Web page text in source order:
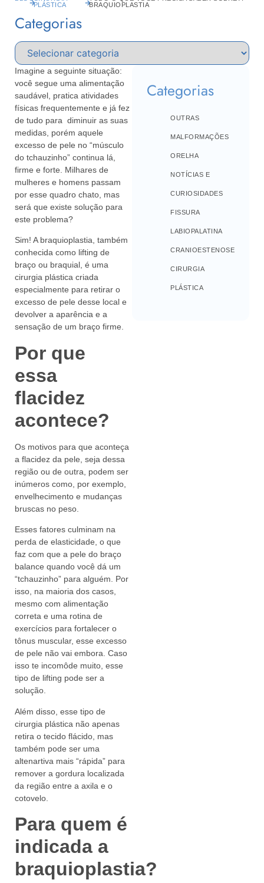
PLÁSTICA
BRAQUIOPLASTIA
Categorias
Imagine a seguinte situação:
você segue uma alimentação
saudável, pratica atividades
físicas frequentemente e já fez
de tudo para diminuir as suas
medidas, porém aquele
excesso de pele no “músculo
do tchauzinho” continua lá,
firme e forte. Milhares de
mulheres e homens passam
por esse quadro chato, mas
será que existe solução para
este problema?
Sim! A braquioplastia, também
conhecida como lifting de
braço ou braquial, é uma
cirurgia plástica criada
especialmente para retirar o
excesso de pele desse local e
devolver a aparência e a
sensação de um braço firme.
Por que
essa
flacidez
acontece?
Os motivos para que aconteça
a flacidez da pele, seja dessa
região ou de outra, podem ser
inúmeros como, por exemplo,
envelhecimento e mudanças
bruscas no peso.
Esses fatores culminam na
perda de elasticidade, o que
faz com que a pele do braço
balance quando você dá um
“tchauzinho” para alguém. Por
isso, na maioria dos casos,
mesmo com alimentação
correta e uma rotina de
exercícios para fortalecer o
tônus muscular, esse excesso
de pele não vai embora. Caso
isso te incomôde muito, esse
tipo de lifting pode ser a
solução.
Além disso, esse tipo de
cirurgia plástica não apenas
retira o tecido flácido, mas
também pode ser uma
altenartiva mais “rápida” para
remover a gordura localizada
da região entre a axila e o
cotovelo.
Para quem é
indicada a
braquioplastia?
Categorias
OUTRAS
MALFORMAÇÕES
ORELHA
NOTÍCIAS E
CURIOSIDADES
FISSURA
LABIOPALATINA
CRANIOESTENOSE
CIRURGIA
PLÁSTICA